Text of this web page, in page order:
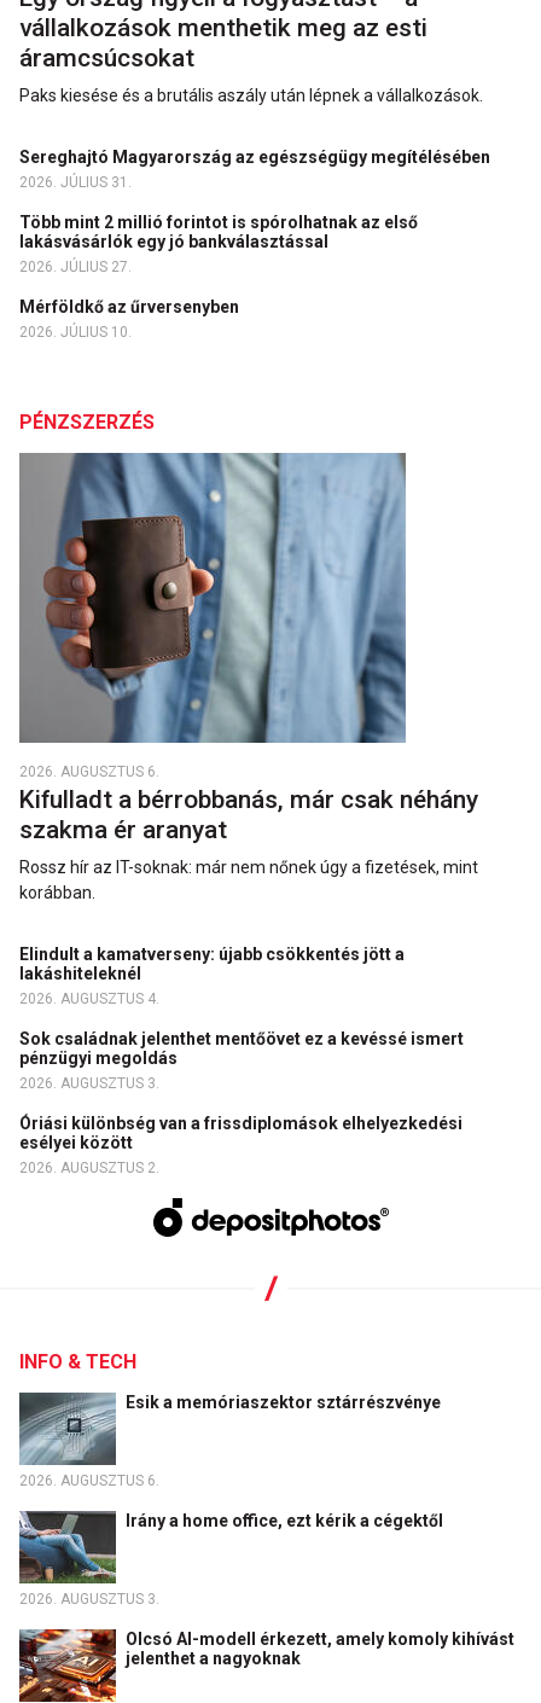
vállalkozások menthetik meg az esti
áramcsúcsokat
Paks kiesése és a brutális aszály után lépnek a vállalkozások.
Sereghajtó Magyarország az egészségügy megítélésében
2026. JÚLIUS 31.
Több mint 2 millió forintot is spórolhatnak az első
lakásvásárlók egy jó bankválasztással
2026. JÚLIUS 27.
Mérföldkő az űrversenyben
2026. JÚLIUS 10.
PÉNZSZERZÉS
2026. AUGUSZTUS 6.
Kifulladt a bérrobbanás, már csak néhány
szakma ér aranyat
Rossz hír az IT-soknak: már nem nőnek úgy a fizetések, mint
korábban.
Elindult a kamatverseny: újabb csökkentés jött a
lakáshiteleknél
2026. AUGUSZTUS 4.
Sok családnak jelenthet mentőövet ez a kevéssé ismert
pénzügyi megoldás
2026. AUGUSZTUS 3.
Óriási különbség van a frissdiplomások elhelyezkedési
esélyei között
2026. AUGUSZTUS 2.
INFO & TECH
Esik a memóriaszektor sztárrészvénye
2026. AUGUSZTUS 6.
Irány a home office, ezt kérik a cégektől
2026. AUGUSZTUS 3.
Olcsó AI-modell érkezett, amely komoly kihívást
jelenthet a nagyoknak